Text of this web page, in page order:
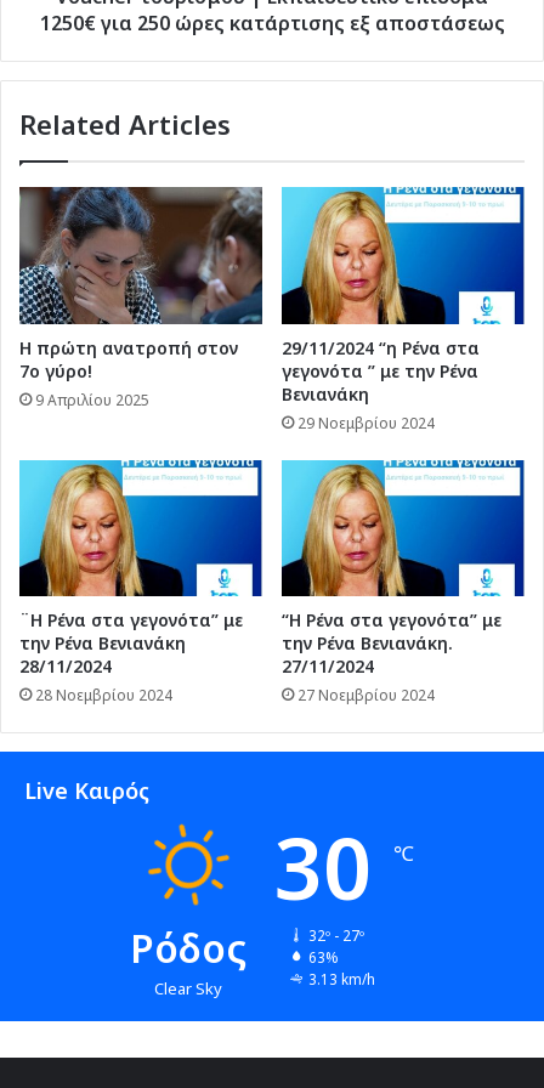
1250€ για 250 ώρες κατάρτισης εξ αποστάσεως
Related Articles
Η πρώτη ανατροπή στον
7ο γύρο!
9 Απριλίου 2025
29/11/2024 “η Ρένα στα
γεγονότα ” με την Ρένα
Βενιανάκη
29 Νοεμβρίου 2024
¨Η Ρένα στα γεγονότα” με
την Ρένα Βενιανάκη
28/11/2024
28 Νοεμβρίου 2024
“Η Ρένα στα γεγονότα” με
την Ρένα Βενιανάκη.
27/11/2024
27 Νοεμβρίου 2024
Live Καιρός
Ρόδος
Clear Sky
30 ℃
32º - 27º
63%
3.13 km/h